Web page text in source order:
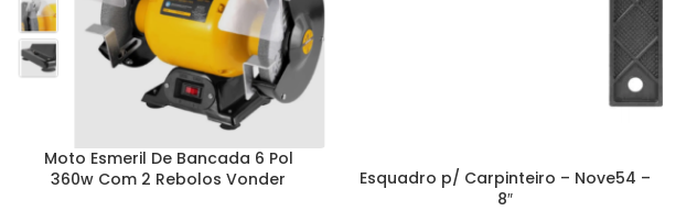
Moto Esmeril De Bancada 6 Pol
360w Com 2 Rebolos Vonder
Esquadro p/ Carpinteiro – Nove54 –
8″